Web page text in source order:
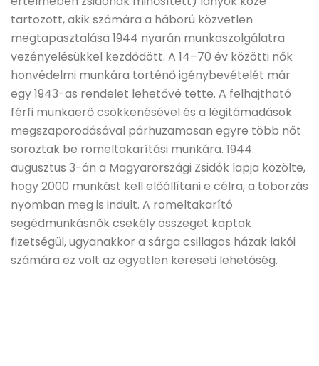
tartozott, akik számára a háború közvetlen
megtapasztalása 1944 nyarán munkaszolgálatra
vezényelésükkel kezdődött. A 14–70 év közötti nők
honvédelmi munkára történő igénybevételét már
egy 1943-as rendelet lehetővé tette. A felhajtható
férfi munkaerő csökkenésével és a légitámadások
megszaporodásával párhuzamosan egyre több nőt
soroztak be romeltakarítási munkára. 1944.
augusztus 3-án a Magyarországi Zsidók lapja közölte,
hogy 2000 munkást kell előállítani e célra, a toborzás
nyomban meg is indult. A romeltakarító
segédmunkásnők csekély összeget kaptak
fizetségül, ugyanakkor a sárga csillagos házak lakói
számára ez volt az egyetlen kereseti lehetőség.